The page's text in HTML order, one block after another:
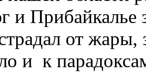
и Прибайкалье
от
и к